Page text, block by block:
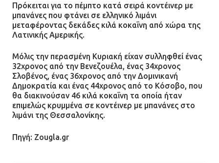
Πρόκειται για το πέμπτο κατά σειρά κοντέινερ με
μπανάνες που φτάνει σε ελληνικό λιμάνι
μεταφέροντας δεκάδες κιλά κοκαΐνη από χώρα της
Λατινικής Αμερικής.
Μόλις την περασμένη Κυριακή είχαν συλληφθεί ένας
32χρονος από την Βενεζουέλα, ένας 34χρονος
Σλοβένος, ένας 36χρονος από την Δομινικανή
Δημοκρατία και ένας 44χρονος από το Κόσοβο, που
θα διακινούσαν 46 κιλά κοκαΐνη τα οποία ήταν
επιμελώς κρυμμένα σε κοντέινερ με μπανάνες στο
λιμάνι της Θεσσαλονίκης.
Πηγή: Zougla.gr